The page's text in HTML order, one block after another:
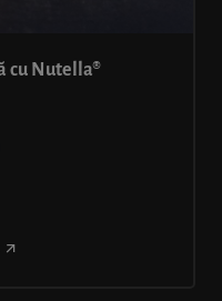
cu Nutella®